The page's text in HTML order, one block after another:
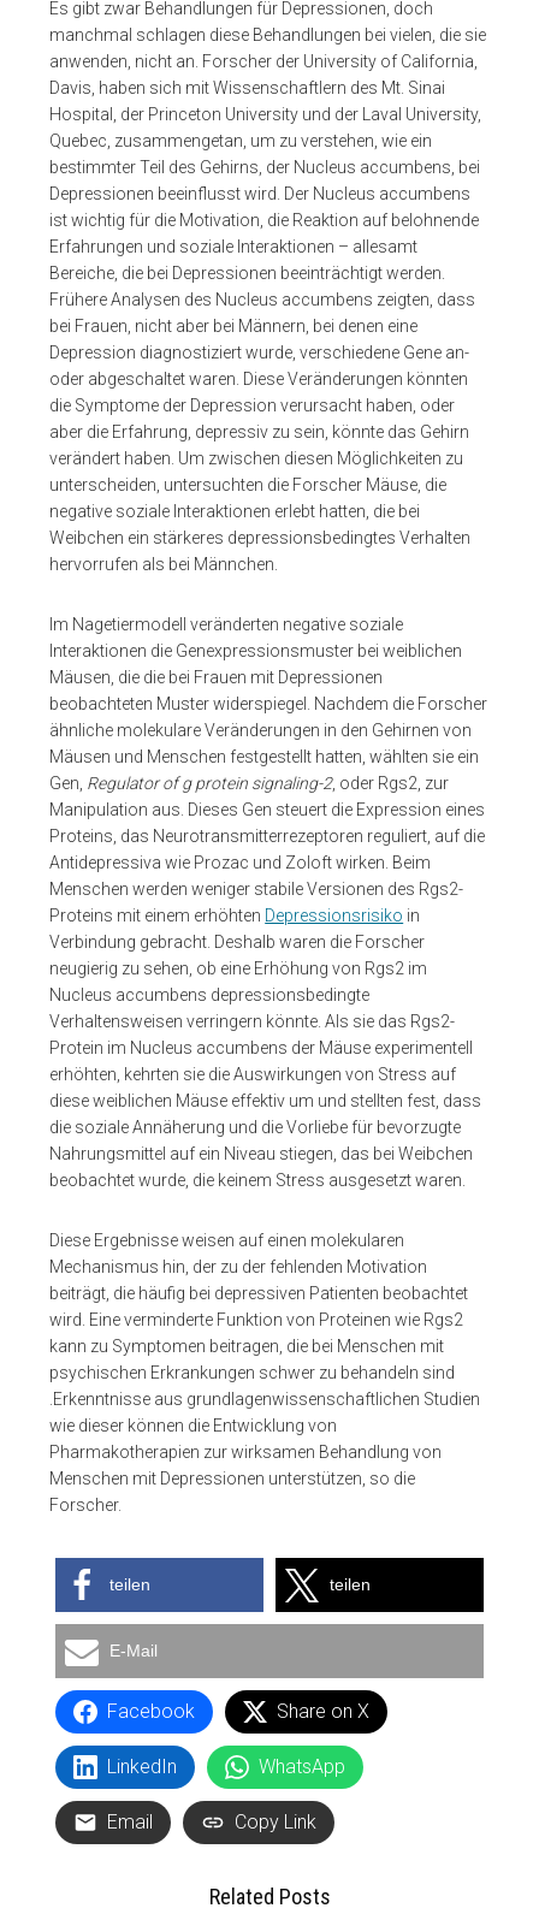
Es gibt zwar Behandlungen für Depressionen, doch
manchmal schlagen diese Behandlungen bei vielen, die sie
anwenden, nicht an. Forscher der University of California,
Davis, haben sich mit Wissenschaftlern des Mt. Sinai
Hospital, der Princeton University und der Laval University,
Quebec, zusammengetan, um zu verstehen, wie ein
bestimmter Teil des Gehirns, der Nucleus accumbens, bei
Depressionen beeinflusst wird. Der Nucleus accumbens
ist wichtig für die Motivation, die Reaktion auf belohnende
Erfahrungen und soziale Interaktionen – allesamt
Bereiche, die bei Depressionen beeinträchtigt werden.
Frühere Analysen des Nucleus accumbens zeigten, dass
bei Frauen, nicht aber bei Männern, bei denen eine
Depression diagnostiziert wurde, verschiedene Gene an-
oder abgeschaltet waren. Diese Veränderungen könnten
die Symptome der Depression verursacht haben, oder
aber die Erfahrung, depressiv zu sein, könnte das Gehirn
verändert haben. Um zwischen diesen Möglichkeiten zu
unterscheiden, untersuchten die Forscher Mäuse, die
negative soziale Interaktionen erlebt hatten, die bei
Weibchen ein stärkeres depressionsbedingtes Verhalten
hervorrufen als bei Männchen.
Im Nagetiermodell veränderten negative soziale
Interaktionen die Genexpressionsmuster bei weiblichen
Mäusen, die die bei Frauen mit Depressionen
beobachteten Muster widerspiegel. Nachdem die Forscher
ähnliche molekulare Veränderungen in den Gehirnen von
Mäusen und Menschen festgestellt hatten, wählten sie ein
Gen, Regulator of g protein signaling-2, oder Rgs2, zur
Manipulation aus. Dieses Gen steuert die Expression eines
Proteins, das Neurotransmitterrezeptoren reguliert, auf die
Antidepressiva wie Prozac und Zoloft wirken. Beim
Menschen werden weniger stabile Versionen des Rgs2-
Proteins mit einem erhöhten Depressionsrisiko in
Verbindung gebracht. Deshalb waren die Forscher
neugierig zu sehen, ob eine Erhöhung von Rgs2 im
Nucleus accumbens depressionsbedingte
Verhaltensweisen verringern könnte. Als sie das Rgs2-
Protein im Nucleus accumbens der Mäuse experimentell
erhöhten, kehrten sie die Auswirkungen von Stress auf
diese weiblichen Mäuse effektiv um und stellten fest, dass
die soziale Annäherung und die Vorliebe für bevorzugte
Nahrungsmittel auf ein Niveau stiegen, das bei Weibchen
beobachtet wurde, die keinem Stress ausgesetzt waren.
Diese Ergebnisse weisen auf einen molekularen
Mechanismus hin, der zu der fehlenden Motivation
beiträgt, die häufig bei depressiven Patienten beobachtet
wird. Eine verminderte Funktion von Proteinen wie Rgs2
kann zu Symptomen beitragen, die bei Menschen mit
psychischen Erkrankungen schwer zu behandeln sind
.Erkenntnisse aus grundlagenwissenschaftlichen Studien
wie dieser können die Entwicklung von
Pharmakotherapien zur wirksamen Behandlung von
Menschen mit Depressionen unterstützen, so die
Forscher.
teilen teilen
E-Mail
Facebook Share on X
LinkedIn WhatsApp
Email Copy Link
Related Posts